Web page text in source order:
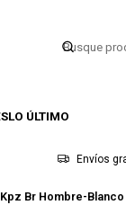
LO ÚLTIMO
Envíos
Br Hombre-Blanco